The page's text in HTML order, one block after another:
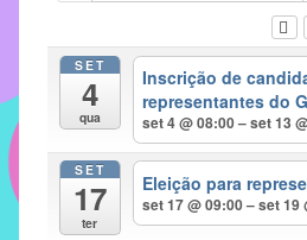
IMECC
como
atribuição
implementar
SET
4
qua
Inscrição de
representantes do
set 4 @ 08:00 – set 13
SET
17
ter
Eleição para
set 17 @ 09:00 – set 19